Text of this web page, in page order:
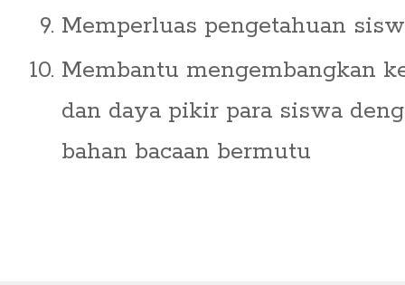
Memperluas pengetahuan
Membantu mengembangkan
dan daya pikir para siswa
bahan bacaan bermutu